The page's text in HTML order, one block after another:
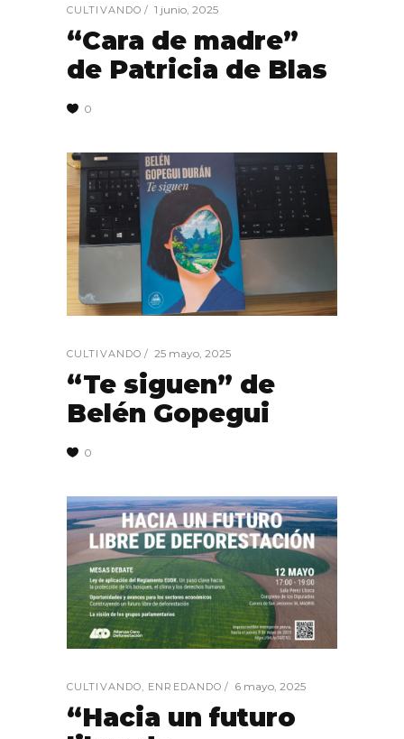
CULTIVANDO 1 junio, 2025
“Cara de madre”
de Patricia de Blas
0
CULTIVANDO 25 mayo, 2025
“Te siguen” de
Belén Gopegui
0
CULTIVANDO, ENREDANDO 6 mayo, 2025
“Hacia un futuro